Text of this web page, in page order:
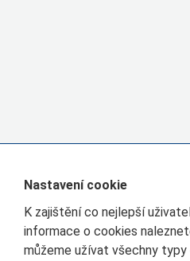
Nastavení cookie
K zajištění co nejlepší
informace o cookies
můžeme užívat všechny